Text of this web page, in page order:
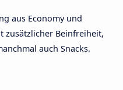
aus Economy und
zusätzlicher Beinfreiheit,
auch Snacks.